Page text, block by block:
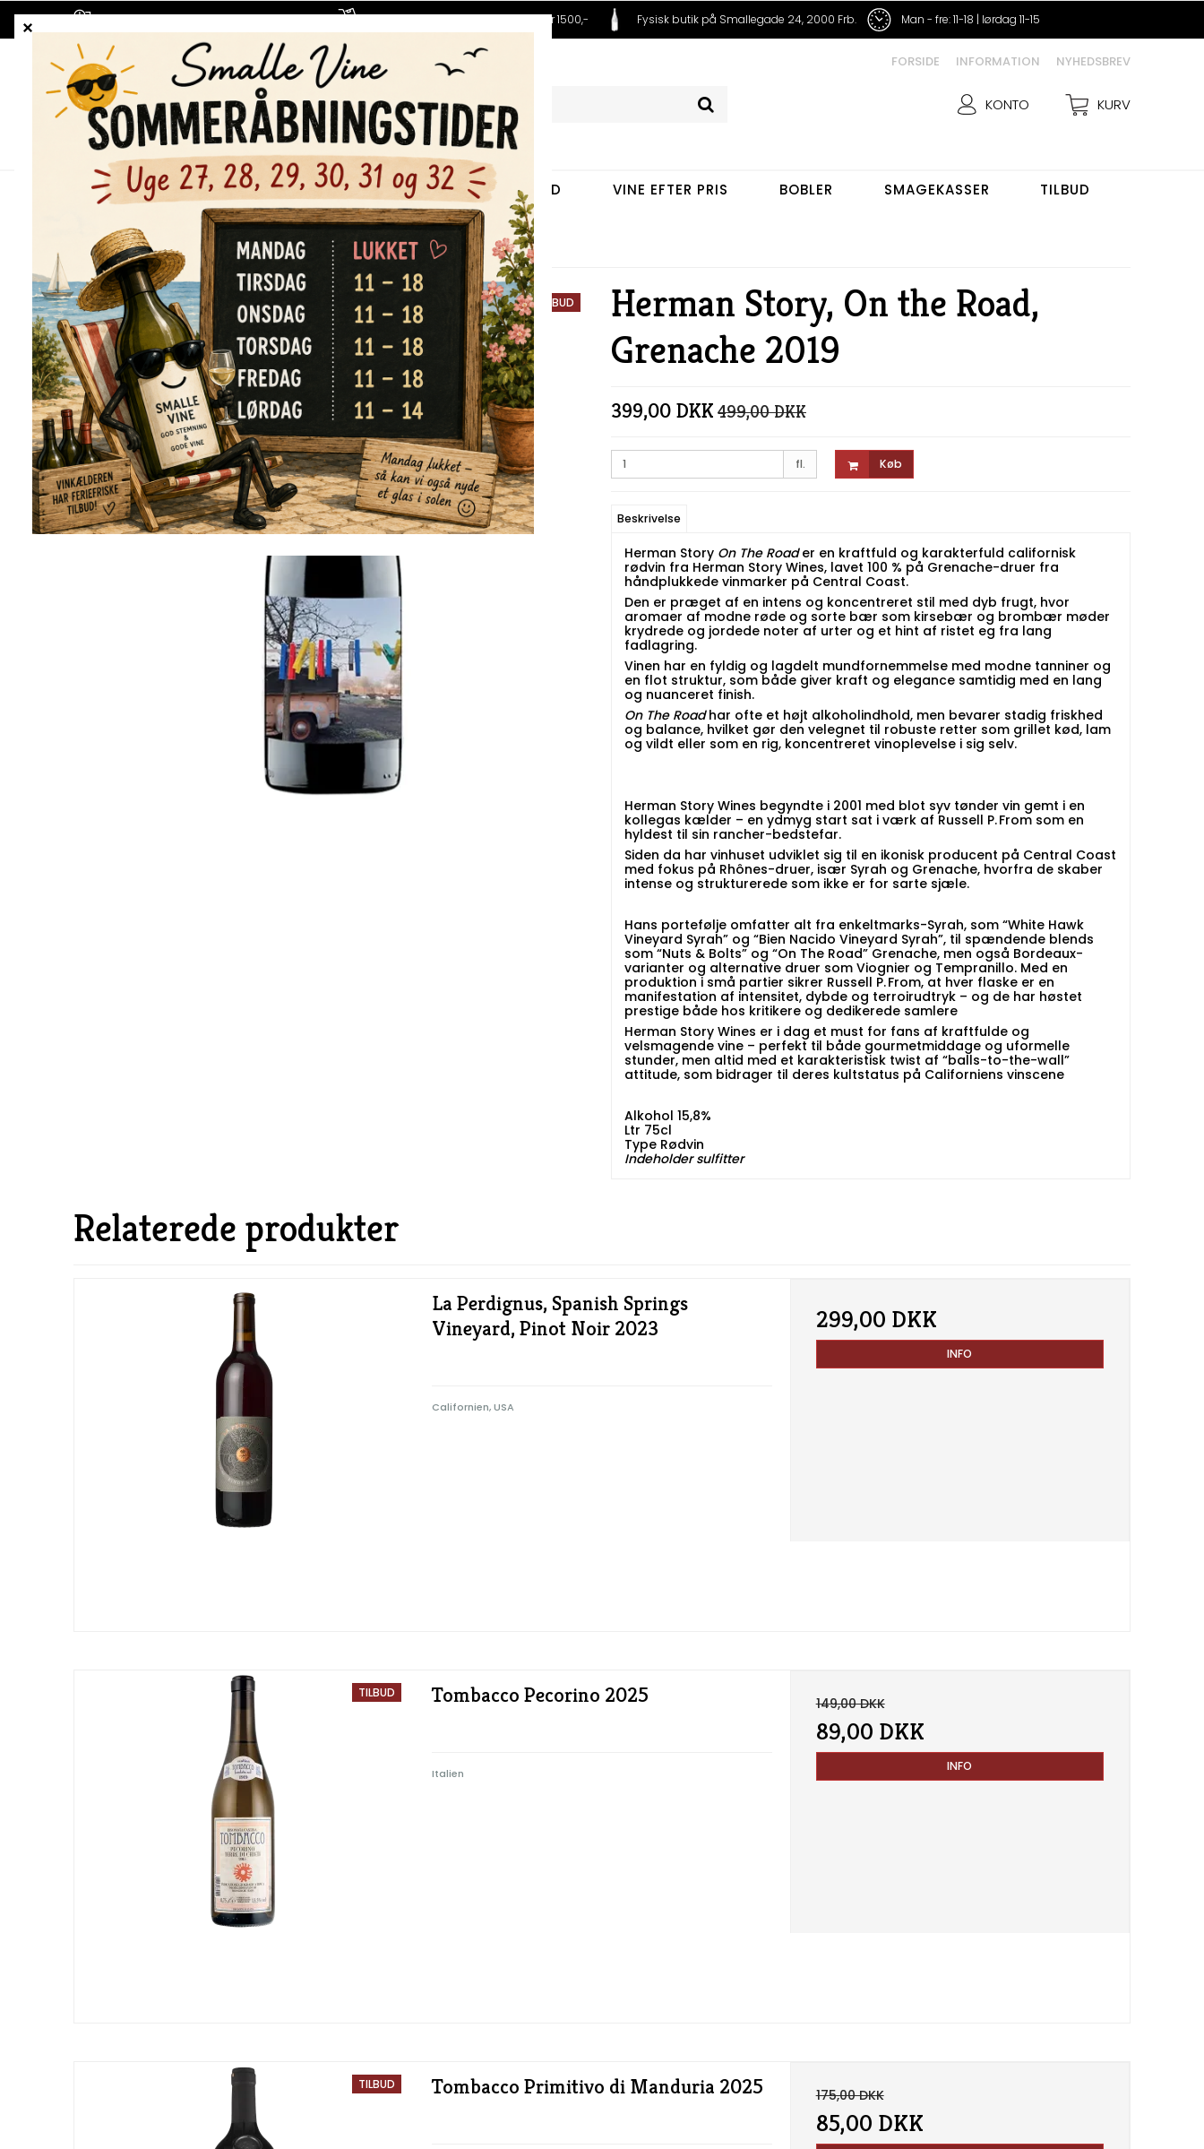
1-5 hverdages leveringstid Fragt fra 99,- Fri fragt ved køb over 1500,- Fysisk butik på Smallegade 24, 2000 Frb. Man - fre: 11-18 | lørdag 11-15
KONTO KURV
FORSIDE INFORMATION NYHEDSBREV
ALLE VINE HVIDVINE RØDVINE VINE EFTER LAND VINE EFTER PRIS BOBLER SMAGEKASSER TILBUD
Forside / Shop Alle vine Herman Story, On the Road, Grenache 2019
TILBUD
Herman Story, On the Road,
Grenache 2019
399,00 DKK 499,00 DKK
fl. Køb
Beskrivelse
Herman Story On The Roader en kraftfuld og karakterfuld californisk
rødvin fra Herman Story Wines, lavet 100 % på Grenache-druer fra
håndplukkede vinmarker på Central Coast.
Den er præget af en intens og koncentreret stil med dyb frugt, hvor
aromaer af modne røde og sorte bær som kirsebær og brombær møder
krydrede og jordede noter af urter og et hint af ristet eg fra lang
fadlagring.
Vinen har en fyldig og lagdelt mundfornemmelse med modne tanniner og
en flot struktur, som både giver kraft og elegance samtidig med en lang
og nuanceret finish.
On The Roadhar ofte et højt alkoholindhold, men bevarer stadig friskhed
og balance, hvilket gør den velegnet til robuste retter som grillet kød, lam
og vildt eller som en rig, koncentreret vinoplevelse i sig selv.
Herman Story Wines begyndte i 2001 med blot syv tønder vin gemt i en
kollegas kælder – en ydmyg start sat i værk af Russell P. From som en
hyldest til sin rancher-bedstefar.
Siden da har vinhuset udviklet sig til en ikonisk producent på Central Coast
med fokus på Rhônes-druer, især Syrah og Grenache, hvorfra de skaber
intense og strukturerede som ikke er for sarte sjæle.
Hans portefølje omfatter alt fra enkeltmarks-Syrah, som “White Hawk
Vineyard Syrah” og “Bien Nacido Vineyard Syrah”, til spændende blends
som “Nuts & Bolts” og “On The Road” Grenache, men også Bordeaux-
varianter og alternative druer som Viognier og Tempranillo. Med en
produktion i små partier sikrer Russell P. From, at hver flaske er en
manifestation af intensitet, dybde og terroirudtryk – og de har høstet
prestige både hos kritikere og dedikerede samlere
Herman Story Wines er i dag et must for fans af kraftfulde og
velsmagende vine – perfekt til både gourmetmiddage og uformelle
stunder, men altid med et karakteristisk twist af “balls-to-the-wall”
attitude, som bidrager til deres kultstatus på Californiens vinscene
Alkohol 15,8%
Ltr 75cl
Type Rødvin
Indeholder sulfitter
Relaterede produkter
La Perdignus, Spanish Springs
Vineyard, Pinot Noir 2023
Californien, USA
299,00 DKK
INFO
TILBUD Tombacco Pecorino 2025
Italien
149,00 DKK
89,00 DKK
INFO
TILBUD Tombacco Primitivo di Manduria 2025 175,00 DKK
85,00 DKK